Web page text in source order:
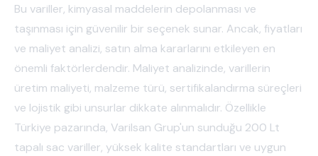
Bu variller, kimyasal maddelerin depolanması ve
taşınması için güvenilir bir seçenek sunar. Ancak, fiyatları
ve maliyet analizi, satın alma kararlarını etkileyen en
önemli faktörlerdendir. Maliyet analizinde, varillerin
üretim maliyeti, malzeme türü, sertifikalandırma süreçleri
ve lojistik gibi unsurlar dikkate alınmalıdır. Özellikle
Türkiye pazarında, Varilsan Grup'un sunduğu 200 Lt
tapalı sac variller, yüksek kalite standartları ve uygun